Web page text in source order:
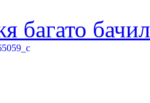
багато